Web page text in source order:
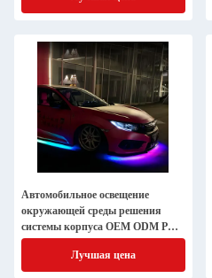
Автомобильное освещение
окружающей среды решения
системы корпуса OEM ODM PCB
сборка
Лучшая цена